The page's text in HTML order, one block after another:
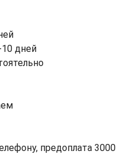
дней
предоплата 3000